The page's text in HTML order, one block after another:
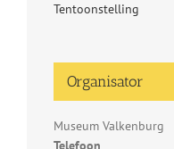
Tentoonstelling
Organisator
Museum Valkenburg
Telefoon